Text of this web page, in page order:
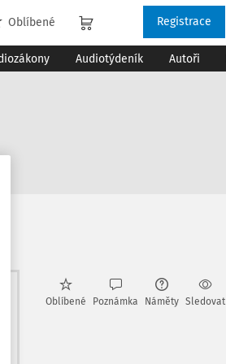
Oblíbené Registrace
Audiotýdeník Autoři
Oblíbené Poznámka Náměty Sledovat